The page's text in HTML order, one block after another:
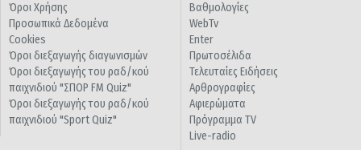
Όροι Χρήσης
Προσωπικά Δεδομένα
Cookies
Όροι διεξαγωγής διαγωνισμών
Όροι διεξαγωγής του ραδ/κού
παιχνιδιού "ΣΠΟΡ FM Quiz"
Όροι διεξαγωγής του ραδ/κού
παιχνιδιού "Sport Quiz"
Βαθμολογίες
WebTv
Enter
Πρωτοσέλιδα
Τελευταίες Ειδήσεις
Αρθρογραφίες
Αφιερώματα
Πρόγραμμα TV
Live-radio